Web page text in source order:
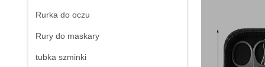
Rurka do oczu
Rury do maskary
tubka szminki